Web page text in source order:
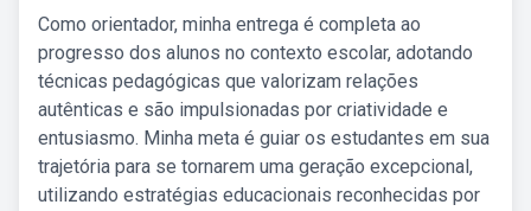
Como orientador, minha entrega é completa ao
progresso dos alunos no contexto escolar, adotando
técnicas pedagógicas que valorizam relações
autênticas e são impulsionadas por criatividade e
entusiasmo. Minha meta é guiar os estudantes em sua
trajetória para se tornarem uma geração excepcional,
utilizando estratégias educacionais reconhecidas por